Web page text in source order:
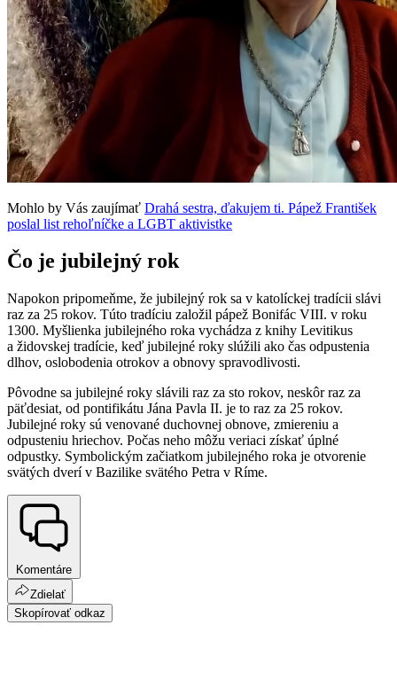
Mohlo by Vás zaujímať Drahá sestra, ďakujem ti. Pápež František
poslal list rehoľníčke a LGBT aktivistke
Čo je jubilejný rok
Napokon pripomeňme, že jubilejný rok sa v katolíckej tradícii slávi
raz za 25 rokov. Túto tradíciu založil pápež Bonifác VIII. v roku
1300. Myšlienka jubilejného roka vychádza z knihy Levitikus
a židovskej tradície, keď jubilejné roky slúžili ako čas odpustenia
dlhov, oslobodenia otrokov a obnovy spravodlivosti.
Pôvodne sa jubilejné roky slávili raz za sto rokov, neskôr raz za
päťdesiat, od pontifikátu Jána Pavla II. je to raz za 25 rokov.
Jubilejné roky sú venované duchovnej obnove, zmiereniu a
odpusteniu hriechov. Počas neho môžu veriaci získať úplné
odpustky. Symbolickým začiatkom jubilejného roka je otvorenie
svätých dverí v Bazilike svätého Petra v Ríme.
Komentáre
Zdielať
Skopírovať odkaz